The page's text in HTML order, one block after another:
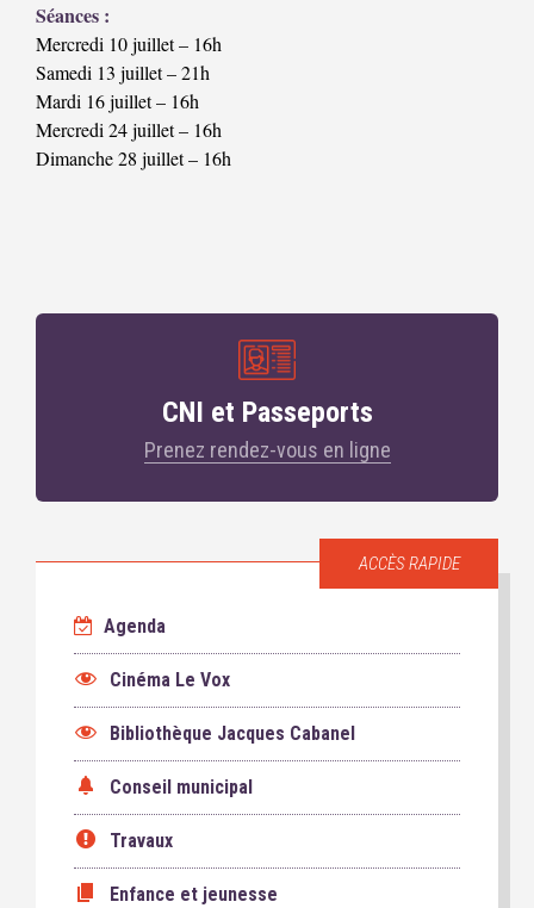
Séances :
Mercredi 10 juillet – 16h
Samedi 13 juillet – 21h
Mardi 16 juillet – 16h
Mercredi 24 juillet – 16h
Dimanche 28 juillet – 16h
CNI et Passeports
Prenez rendez-vous en ligne
ACCÈS RAPIDE
Agenda
Cinéma Le Vox
Bibliothèque Jacques Cabanel
Conseil municipal
Travaux
Enfance et jeunesse